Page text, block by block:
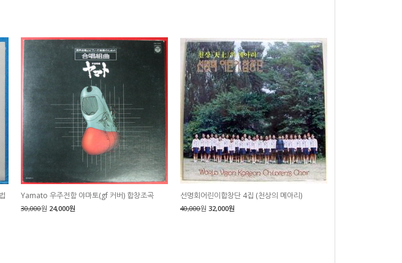
Yamato 우주전함 야마토(gf 커버) 합창조곡
30,000원 24,000원
선명회어린이합창단 4집 (천상의 메아리)
40,000원 32,000원